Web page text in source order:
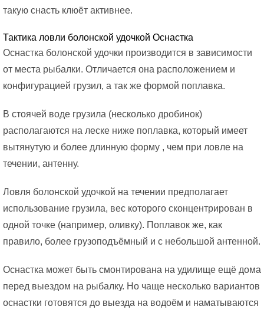
такую снасть клюёт активнее.
Тактика ловли болонской удочкой Оснастка
Оснастка болонской удочки производится в зависимости
от места рыбалки. Отличается она расположением и
конфигурацией грузил, а так же формой поплавка.
В стоячей воде грузила (несколько дробинок)
располагаются на леске ниже поплавка, который имеет
вытянутую и более длинную форму , чем при ловле на
течении, антенну.
Ловля болонской удочкой на течении предполагает
использование грузила, вес которого сконцентрирован в
одной точке (например, оливку). Поплавок же, как
правило, более грузоподъёмный и с небольшой антенной.
Оснастка может быть смонтирована на удилище ещё дома
перед выездом на рыбалку. Но чаще несколько вариантов
оснастки готовятся до выезда на водоём и наматываются